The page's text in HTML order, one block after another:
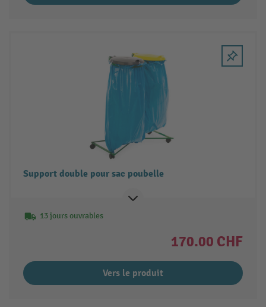
Support double pour sac poubelle
13 jours ouvrables
170.00 CHF
Vers le produit